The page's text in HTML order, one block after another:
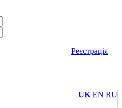
Реєстрація
UK EN RU